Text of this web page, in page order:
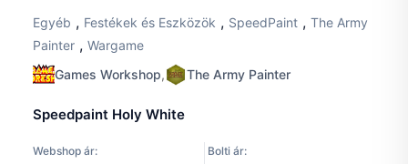
Egyéb , Festékek és Eszközök , SpeedPaint , The Army
Painter , Wargame
Games Workshop, The Army Painter
Speedpaint Holy White
Webshop ár: Bolti ár: